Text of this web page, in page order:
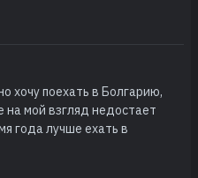
хочу поехать в Болгарию,
мой взгляд недостает
года лучше ехать в